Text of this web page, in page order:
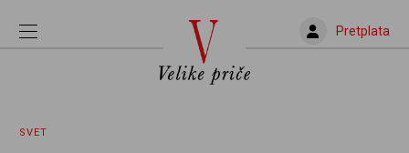
Pretplata
SVET